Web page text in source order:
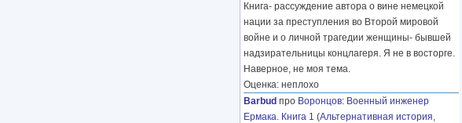
Книга- рассуждение автора о вине немецкой
нации за преступления во Второй мировой
войне и о личной трагедии женщины- бывшей
надзирательницы концлагеря. Я не в восторге.
Наверное, не моя тема.
Оценка: неплохо
Barbud про Воронцов: Военный инженер
Ермака. Книга 1 (Альтернативная история,